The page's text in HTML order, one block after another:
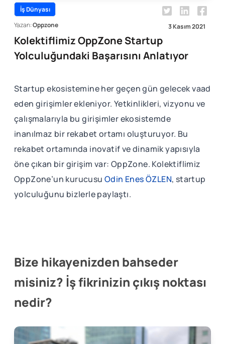
İş Dünyası
Yazan:Oppzone 3 Kasım 2021
Kolektiflimiz OppZone Startup
Yolculuğundaki Başarısını Anlatıyor
Startup ekosistemine her geçen gün gelecek vaad
eden girişimler ekleniyor. Yetkinlikleri, vizyonu ve
çalışmalarıyla bu girişimler ekosistemde
inanılmaz bir rekabet ortamı oluşturuyor. Bu
rekabet ortamında inovatif ve dinamik yapısıyla
öne çıkan bir girişim var: OppZone. Kolektiflimiz
OppZone’un kurucusu Odin Enes ÖZLEN, startup
yolculuğunu bizlerle paylaştı.
Bize hikayenizden bahseder
misiniz? İş fikrinizin çıkış noktası
nedir?